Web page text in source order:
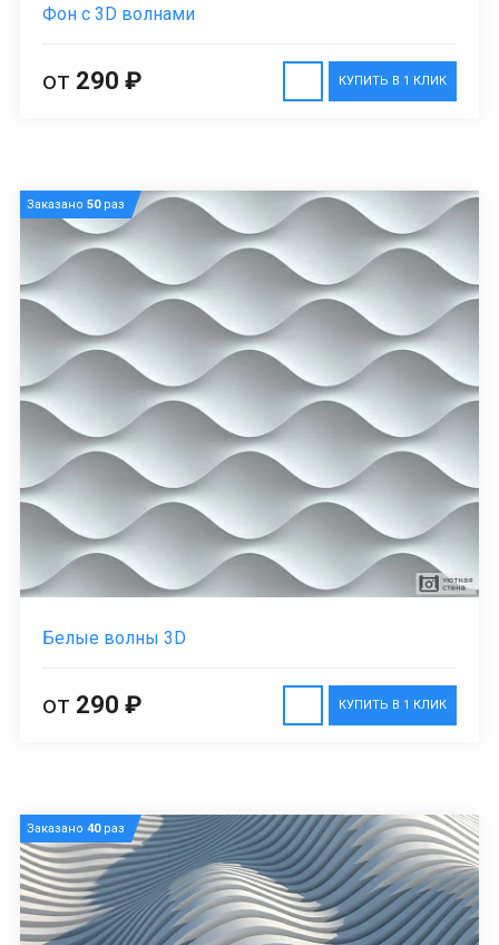
Фон с 3D волнами
КУПИТЬ В 1 КЛИК
от 290 ₽
Заказано 50раз
Белые волны 3D
КУПИТЬ В 1 КЛИК
от 290 ₽
Заказано 40раз